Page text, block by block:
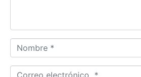
i
o
o
m